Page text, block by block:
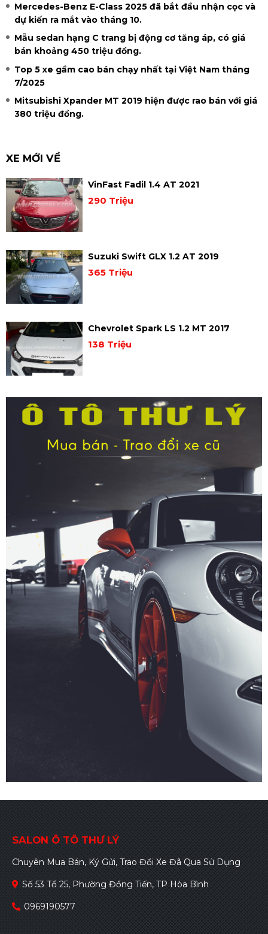
Mercedes-Benz E-Class 2025 đã bắt đầu nhận cọc và
dự kiến ra mắt vào tháng 10.
Mẫu sedan hạng C trang bị động cơ tăng áp, có giá
bán khoảng 450 triệu đồng.
Top 5 xe gầm cao bán chạy nhất tại Việt Nam tháng
7/2025
Mitsubishi Xpander MT 2019 hiện được rao bán với giá
380 triệu đồng.
XE MỚI VỀ
VinFast Fadil 1.4 AT 2021
290 Triệu
Suzuki Swift GLX 1.2 AT 2019
365 Triệu
Chevrolet Spark LS 1.2 MT 2017
138 Triệu
SALON Ô TÔ THƯ LÝ
Chuyên Mua Bán, Ký Gửi, Trao Đổi Xe Đã Qua Sử Dụng
Số 53 Tổ 25, Phường Đồng Tiến, TP Hòa Bình
0969190577